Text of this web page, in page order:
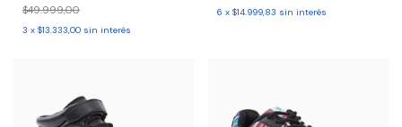
$49.999,00
3 x $13.333,00 sin interés
6 x $14.999,83 sin interés